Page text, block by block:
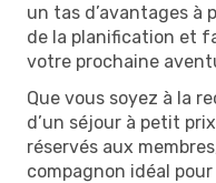
un tas d’avantages à
de la planification et
votre prochaine
Que vous soyez à la
d’un séjour à petit
réservés aux
compagnon idéal